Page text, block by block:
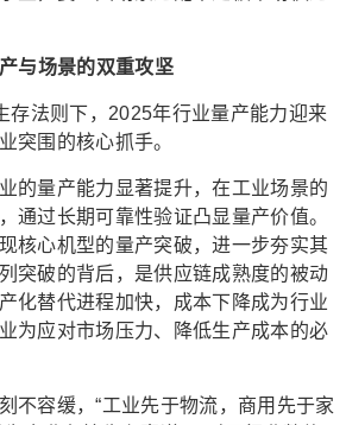
与场景的双重攻坚
存法则下，2025年行业量产能力迎来
突围的核心抓手。
的量产能力显著提升，在工业场景的
通过长期可靠性验证凸显量产价值。
核心机型的量产突破，进一步夯实其
突破的背后，是供应链成熟度的被动
化替代进程加快，成本下降成为行业
为应对市场压力、降低生产成本的必
不容缓，“工业先于物流，商用先于家